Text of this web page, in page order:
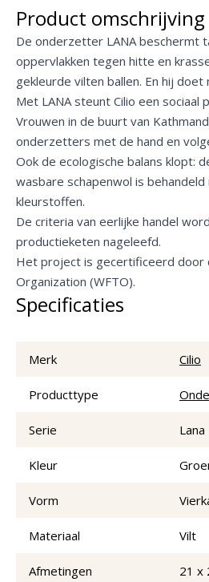
Product omschrijving
De onderzetter LANA beschermt
oppervlakken tegen hitte en
gekleurde vilten ballen. En hij doet
Met LANA steunt Cilio een sociaal
Vrouwen in de buurt van
onderzetters met de hand en
Ook de ecologische balans klopt:
wasbare schapenwol is
kleurstoffen.
De criteria van eerlijke handel
productieketen nageleefd.
Het project is gecertificeerd door
Organization (WFTO).
Specificaties
Merk Cilio
Producttype
Serie Lana
Kleur
Vorm
Materiaal Vilt
Afmetingen 21 x